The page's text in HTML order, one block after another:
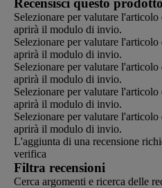
Recensisci questo prodotto
Selezionare per valutare
aprirà il modulo di invio.
Selezionare per valutare
aprirà il modulo di invio.
Selezionare per valutare
aprirà il modulo di invio.
Selezionare per valutare
aprirà il modulo di invio.
Selezionare per valutare
aprirà il modulo di invio.
L'aggiunta di una recensione
verifica
Filtra recensioni
Cerca argomenti e ricerca delle